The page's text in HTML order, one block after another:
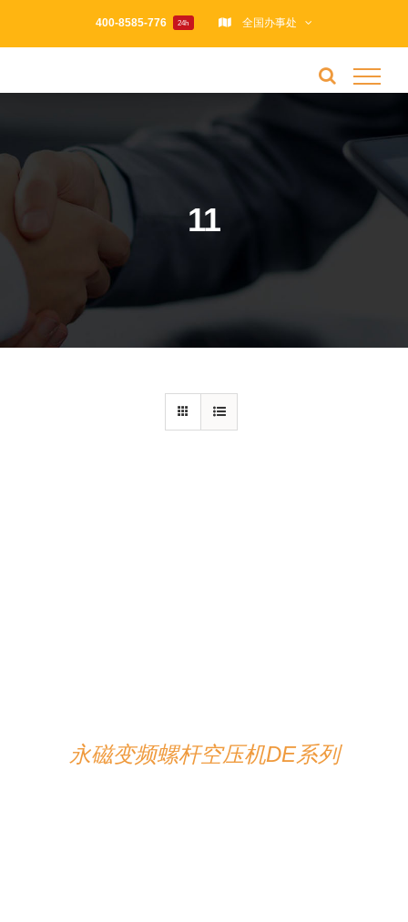
400-8585-776 24h 全国办事处
11
永磁变频螺杆空压机DE系列